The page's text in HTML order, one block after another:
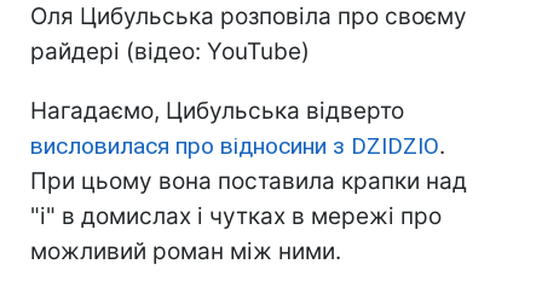
Оля Цибульська розповіла про своєму
райдері (відео: YouTube)
Нагадаємо, Цибульська відверто
висловилася про відносини з DZIDZIO.
При цьому вона поставила крапки над
"і" в домислах і чутках в мережі про
можливий роман між ними.